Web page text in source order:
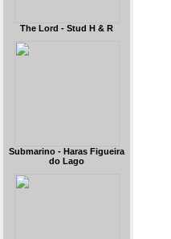
The Lord - Stud H & R
Submarino - Haras Figueira
do Lago